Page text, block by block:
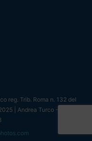
reg. Trib. Roma n. 132 del
| Andrea Turco - P.IVA